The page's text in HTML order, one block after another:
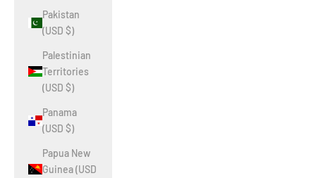
Pakistan
(USD $)
Palestinian
Territories
(USD $)
Panama
(USD $)
Papua New
Guinea (USD